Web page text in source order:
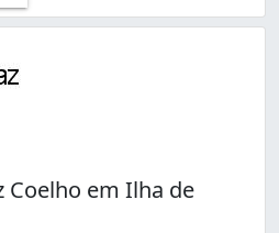
Coelho em Ilha de